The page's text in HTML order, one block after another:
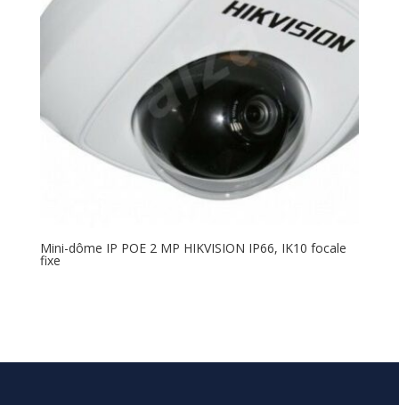
Mini-dôme IP POE 2 MP HIKVISION IP66, IK10 focale
fixe